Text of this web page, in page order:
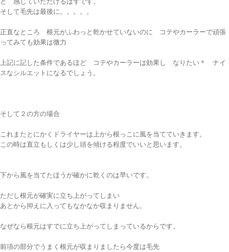
そして毛先は最後に。。。。。
正直なところ 根元がふわっと乾かせていないのに コテやカーラーで頑張
ってみても効果は微力
上記に記した条件であるほど コテやカーラーは効果し なりたい＊ ナイ
スなシルエットになるでしょう。
そして２の方の場合
これまたとにかくドライヤーは上から根っこに風を当てていきます。
この時は直立もしくは少し頭を傾ける程度でいいと思います。
下から風を当てたほうが確かに乾くのは早いです。
ただし根元が確実に立ち上がってしまい
あとから抑えに入ってもなかなか収まりません。
なぜなら根元はすでに立ち上がってしまっているからです。
前項の部分でうまく根元が収まりましたら今度は毛先